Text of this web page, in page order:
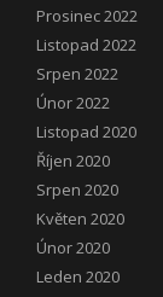
Prosinec 2022
Listopad 2022
Srpen 2022
Únor 2022
Listopad 2020
Říjen 2020
Srpen 2020
Květen 2020
Únor 2020
Leden 2020